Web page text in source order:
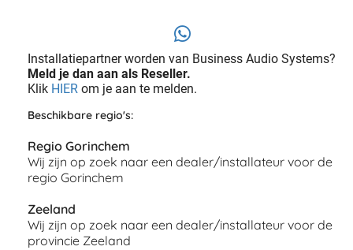
Installatiepartner worden van Business Audio Systems?
Meld je dan aan als Reseller.
Klik HIER om je aan te melden.
Beschikbare regio's:
Regio Gorinchem
Wij zijn op zoek naar een dealer/installateur voor de
regio Gorinchem
Zeeland
Wij zijn op zoek naar een dealer/installateur voor de
provincie Zeeland